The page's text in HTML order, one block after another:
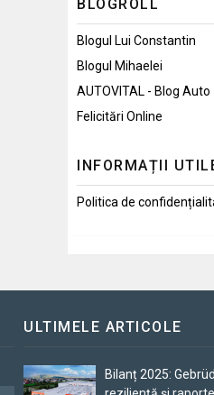
BLOGROLL
Blogul Lui Constantin
Blogul Mihaelei
AUTOVITAL - Blog Auto
Felicitări Online
INFORMAȚII
Politica de
ULTIMELE ARTICOLE
Bilanț 2025: